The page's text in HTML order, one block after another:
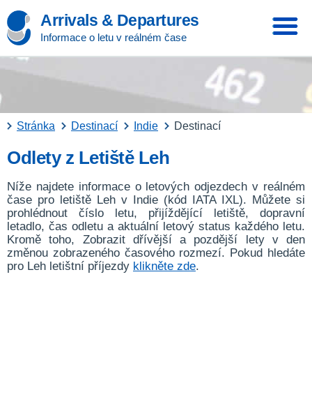
Arrivals & Departures
Informace o letu v reálném čase
Stránka Destinací Indie Destinací
Odlety z Letiště Leh
Níže najdete informace o letových odjezdech v reálném
čase pro letiště Leh v Indie (kód IATA IXL). Můžete si
prohlédnout číslo letu, přijíždějící letiště, dopravní
letadlo, čas odletu a aktuální letový status každého letu.
Kromě toho, Zobrazit dřívější a pozdější lety v den
změnou zobrazeného časového rozmezí. Pokud hledáte
pro Leh letištní příjezdy klikněte zde.